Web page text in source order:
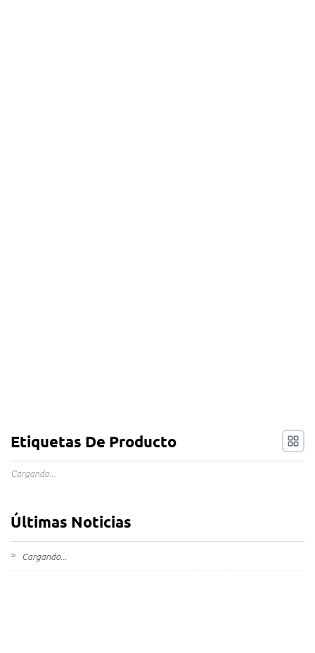
Etiquetas De Producto
Cargando...
Últimas Noticias
Cargando...